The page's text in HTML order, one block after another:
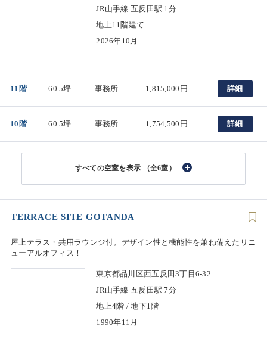
JR山手線 五反田駅 1分
地上11階建て
2026年10月
11階 60.5坪 事務所 1,815,000円 詳細
10階 60.5坪 事務所 1,754,500円 詳細
（全6室）
TERRACE SITE GOTANDA
屋上テラス・共用ラウンジ付。デザイン性と機能性を兼ね備えたリニ
ューアルオフィス！
東京都品川区西五反田3丁目6-32
JR山手線 五反田駅 7分
地上4階 / 地下1階
1990年11月